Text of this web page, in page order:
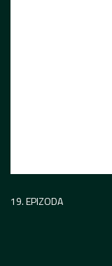
19. EPIZODA